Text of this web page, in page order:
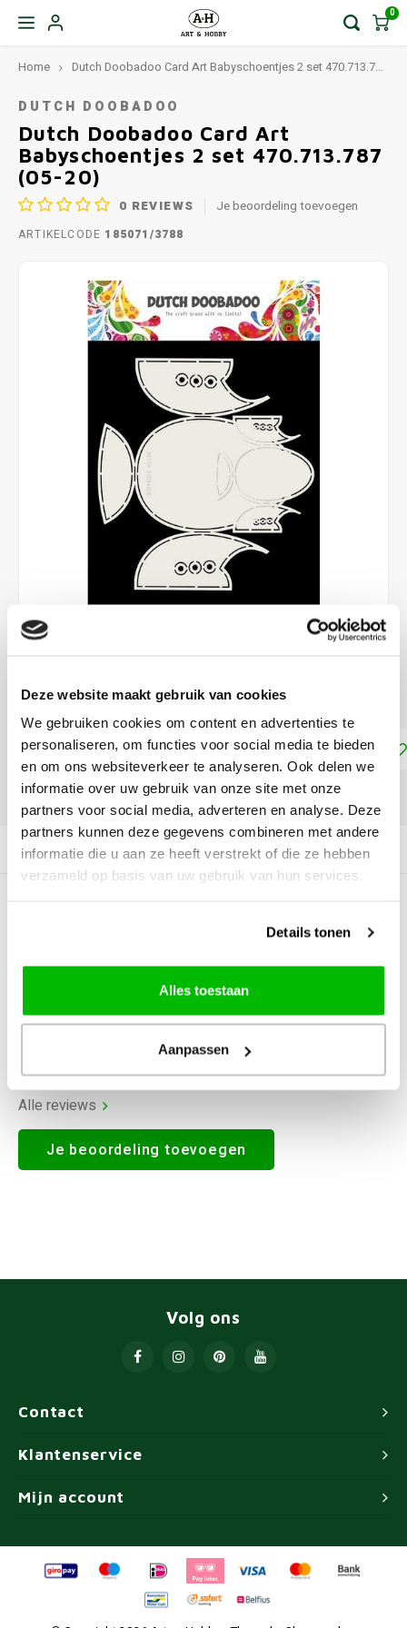
Deze website maakt gebruik van cookies
We gebruiken cookies om content en advertenties te
personaliseren, om functies voor social media te bieden
en om ons websiteverkeer te analyseren. Ook delen we
informatie over uw gebruik van onze site met onze
partners voor social media, adverteren en analyse. Deze
partners kunnen deze gegevens combineren met andere
informatie die u aan ze heeft verstrekt of die ze hebben
verzameld op basis van uw gebruik van hun services.
Details tonen
Alles toestaan
Aanpassen
0
Home Dutch Doobadoo Card Art Babyschoentjes 2 set 470.713.787 (05-20)
DUTCH DOOBADOO
Dutch Doobadoo Card Art
Babyschoentjes 2 set 470.713.787
(05-20)
0 REVIEWS Je beoordeling toevoegen
ARTIKELCODE 185071/3788
DIRECT LEVERBAAR
Toevoegen aan winkelwagen
DELEN:
Productomschrijving
Alle reviews
Je beoordeling toevoegen
Contact
Volg ons
Klantenservice
Mijn account